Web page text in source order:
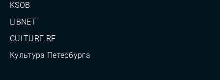
KSOB
LIBNET
CULTURE.RF
Культура Петербурга